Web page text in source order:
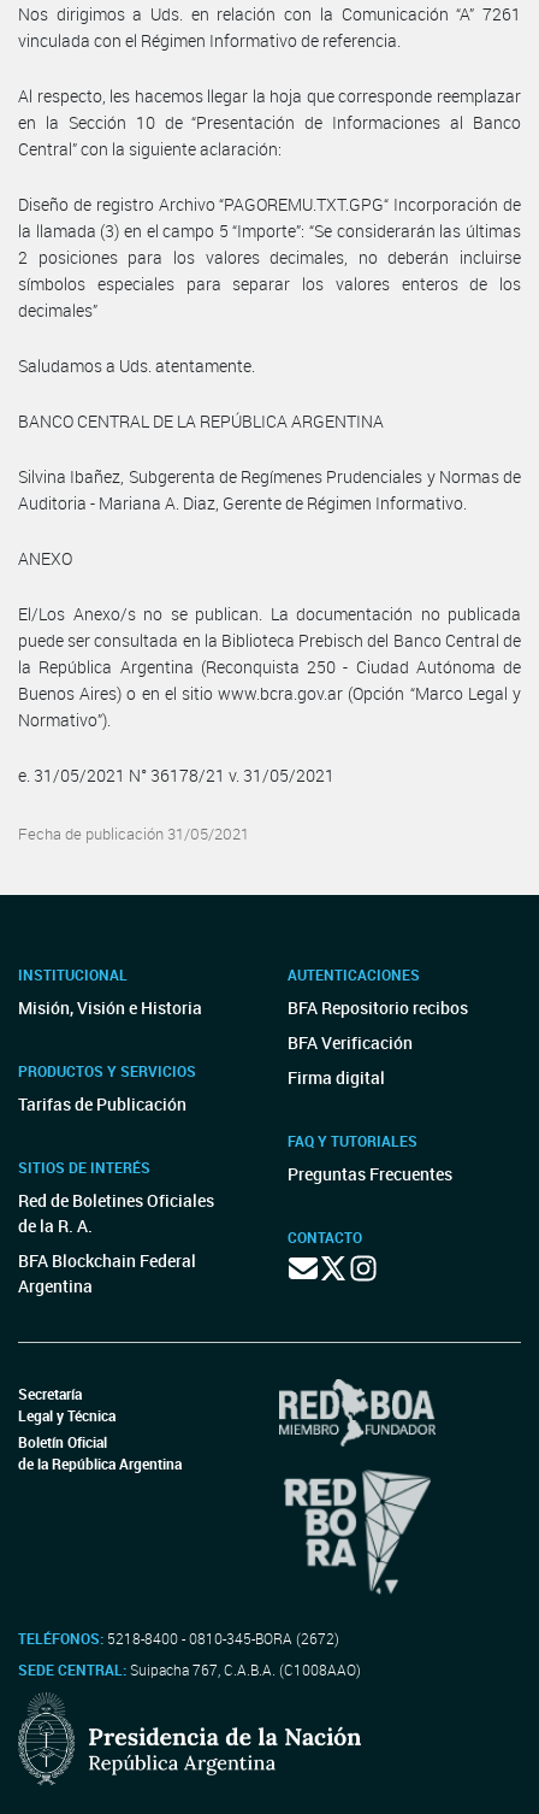
Nos dirigimos a Uds. en relación con la Comunicación “A” 7261
vinculada con el Régimen Informativo de referencia.
Al respecto, les hacemos llegar la hoja que corresponde reemplazar
en la Sección 10 de “Presentación de Informaciones al Banco
Central” con la siguiente aclaración:
Diseño de registro Archivo “PAGOREMU.TXT.GPG“ Incorporación de
la llamada (3) en el campo 5 “Importe”: “Se considerarán las últimas
2 posiciones para los valores decimales, no deberán incluirse
símbolos especiales para separar los valores enteros de los
decimales”
Saludamos a Uds. atentamente.
BANCO CENTRAL DE LA REPÚBLICA ARGENTINA
Silvina Ibañez, Subgerenta de Regímenes Prudenciales y Normas de
Auditoria - Mariana A. Diaz, Gerente de Régimen Informativo.
ANEXO
El/Los Anexo/s no se publican. La documentación no publicada
puede ser consultada en la Biblioteca Prebisch del Banco Central de
la República Argentina (Reconquista 250 - Ciudad Autónoma de
Buenos Aires) o en el sitio www.bcra.gov.ar (Opción “Marco Legal y
Normativo”).
e. 31/05/2021 N° 36178/21 v. 31/05/2021
Fecha de publicación 31/05/2021
INSTITUCIONAL
Misión, Visión e Historia
PRODUCTOS Y SERVICIOS
Tarifas de Publicación
SITIOS DE INTERÉS
Red de Boletines Oficiales
de la R. A.
BFA Blockchain Federal
Argentina
AUTENTICACIONES
BFA Repositorio recibos
BFA Verificación
Firma digital
FAQ Y TUTORIALES
Preguntas Frecuentes
CONTACTO
Secretaría
Legal y Técnica
Boletín Oficial
de la República Argentina
TELÉFONOS: 5218-8400 - 0810-345-BORA (2672)
SEDE CENTRAL:Suipacha 767, C.A.B.A. (C1008AAO)